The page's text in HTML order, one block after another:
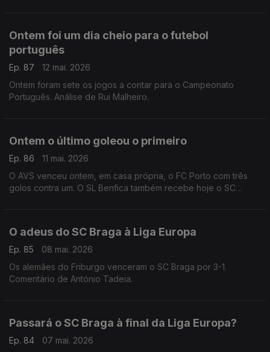
Ontem foi um dia cheio para o futebol
português
Ep. 87
12 mai. 2026
Ontem foram sete os jogos a contar para o Campeonato
Português. Análise de Rui Malheiro.
Ontem o último goleou o primeiro
Ep. 86
11 mai. 2026
O AVS venceu ontem, em casa própria, o FC Porto com três
golos contra um. O SL Benfica também recebe hoje o SC
O adeus do SC Braga à Liga Europa
Ep. 85
08 mai. 2026
Os alemães do Friburgo venceram o SC Braga por 3-1.
Comentário de António Tadeia.
Passará o SC Braga à final da Liga Europa?
Ep. 84
07 mai. 2026